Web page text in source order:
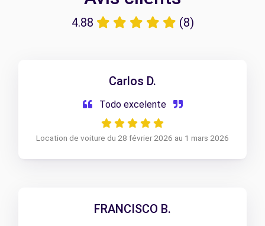
4.88 (8)
Carlos D.
Todo excelente
Location de voiture du 28 février 2026 au 1 mars 2026
FRANCISCO B.